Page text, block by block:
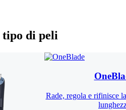
tipo di peli
Rade, regola e rifinisce